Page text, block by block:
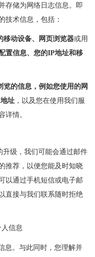
存储为网络日志信息。即
技术信息，包括：
移动设备、网页浏览器或用
置信息、您的IP地址和移
览的信息，例如您使用的网
地址 ，以及您在使用我们服
详情。
升级，我们可能会通过邮件
推荐，以便您能及时知晓
以通过手机短信或电子邮
直接与我们联系随时拒绝
人信息
息。与此同时，您理解并